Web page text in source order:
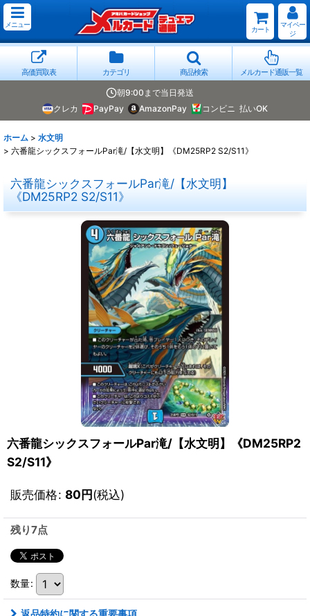
メニュー
カート
マイペー
ジ
高価買取表 カテゴリ 商品検索 メルカード通販一覧
朝9:00まで当日発送
クレカ
PayPay AmazonPay コンビニ 払いOK
ホーム > 水文明
> 六番龍シックスフォールPar滝/【水文明】《DM25RP2 S2/S11》
六番龍シックスフォールPar滝/【水文明】
《DM25RP2 S2/S11》
六番龍シックスフォールPar滝/【水文明】《DM25RP2
S2/S11》
販売価格: 80円(税込)
残り7点
数量:
返品特約に関する重要事項